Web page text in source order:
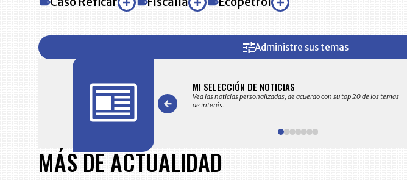
Administre sus temas
en su correo electrónico las noticias seleccionadas por nuestro
MI SELECCIÓN DE NOTICIAS
Vea las noticias personalizadas, de acuerdo con su top 20 de los temas
de interés.
of
7
MÁS DE ACTUALIDAD